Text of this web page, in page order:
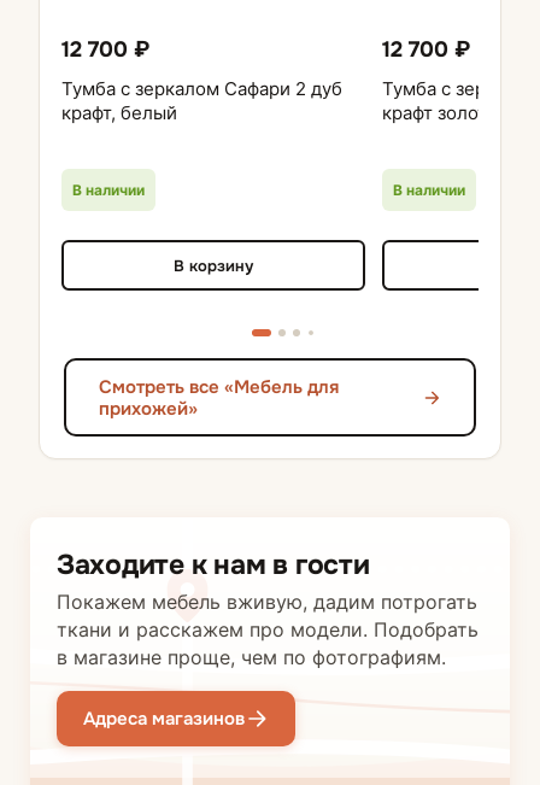
12 700 ₽
Тумба с зеркалом Сафари 2 дуб
крафт, белый
В наличии
В корзину
12 700 ₽
Тумба с
крафт золотой,
В наличии
Смотреть все «Мебель для
прихожей»
Заходите к нам в гости
Покажем мебель вживую, дадим потрогать
ткани и расскажем про модели. Подобрать
в магазине проще, чем по фотографиям.
Адреса магазинов